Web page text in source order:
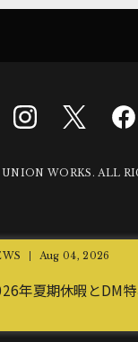
Aug 04, 2026
年夏期休暇とDM
WORKS. ALL